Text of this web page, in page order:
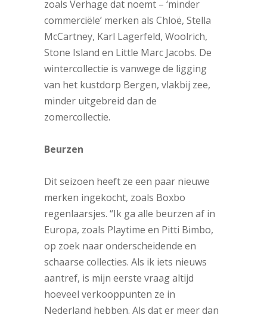
zoals Verhage dat noemt – ‘minder
commerciële’ merken als Chloë, Stella
McCartney, Karl Lagerfeld, Woolrich,
Stone Island en Little Marc Jacobs. De
wintercollectie is vanwege de ligging
van het kustdorp Bergen, vlakbij zee,
minder uitgebreid dan de
zomercollectie.
Beurzen
Dit seizoen heeft ze een paar nieuwe
merken ingekocht, zoals Boxbo
regenlaarsjes. “Ik ga alle beurzen af in
Europa, zoals Playtime en Pitti Bimbo,
op zoek naar onderscheidende en
schaarse collecties. Als ik iets nieuws
aantref, is mijn eerste vraag altijd
hoeveel verkooppunten ze in
Nederland hebben. Als dat er meer dan